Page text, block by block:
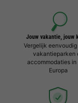
Jouw vakantie, jouw
Vergelijk
vakantieparken
accommodaties in
Europa